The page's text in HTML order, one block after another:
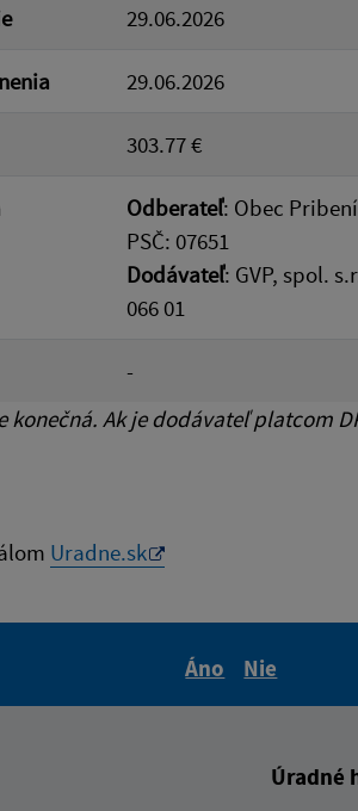
29.06.2026
29.06.2026
303.77 €
Odberateľ: Obec
PSČ: 07651
Dodávateľ: GVP, spol.
066 01
-
konečná. Ak je dodávateľ platcom
Uradne.sk
Áno
Nie
Úradné